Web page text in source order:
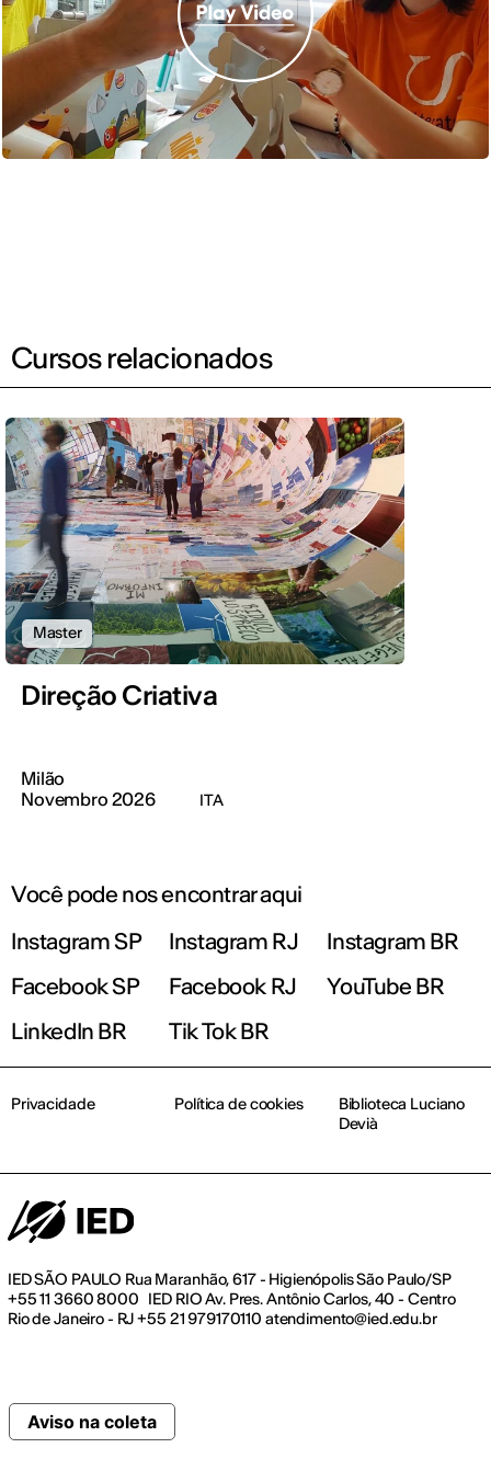
Cursos relacionados
Master
Direção Criativa
Milão
Novembro 2026
ITA
Você pode nos encontrar aqui
Instagram SP
Instagram RJ
Instagram BR
Facebook SP
Facebook RJ
YouTube BR
LinkedIn BR
Tik Tok BR
IED SÃO PAULO Rua Maranhão, 617 - Higienópolis São Paulo/SP
+55 11 3660 8000 IED RIO Av. Pres. Antônio Carlos, 40 - Centro
Rio de Janeiro - RJ +55 21 979170110 atendimento@ied.edu.br
Privacidade Política de cookies
Biblioteca Luciano
Devià
Aviso na coleta